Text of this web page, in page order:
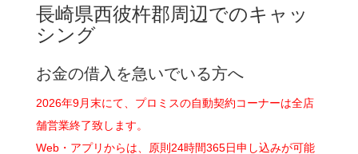
長崎県西彼杵郡周辺でのキャッ
シング
お金の借入を急いでいる方へ
2026年9月末にて、プロミスの自動契約コーナーは全店
舗営業終了致します。
Web・アプリからは、原則24時間365日申し込みが可能